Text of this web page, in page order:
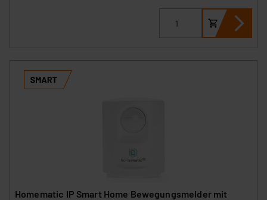
Homematic IP Smart Home Bewegungsmelder mit